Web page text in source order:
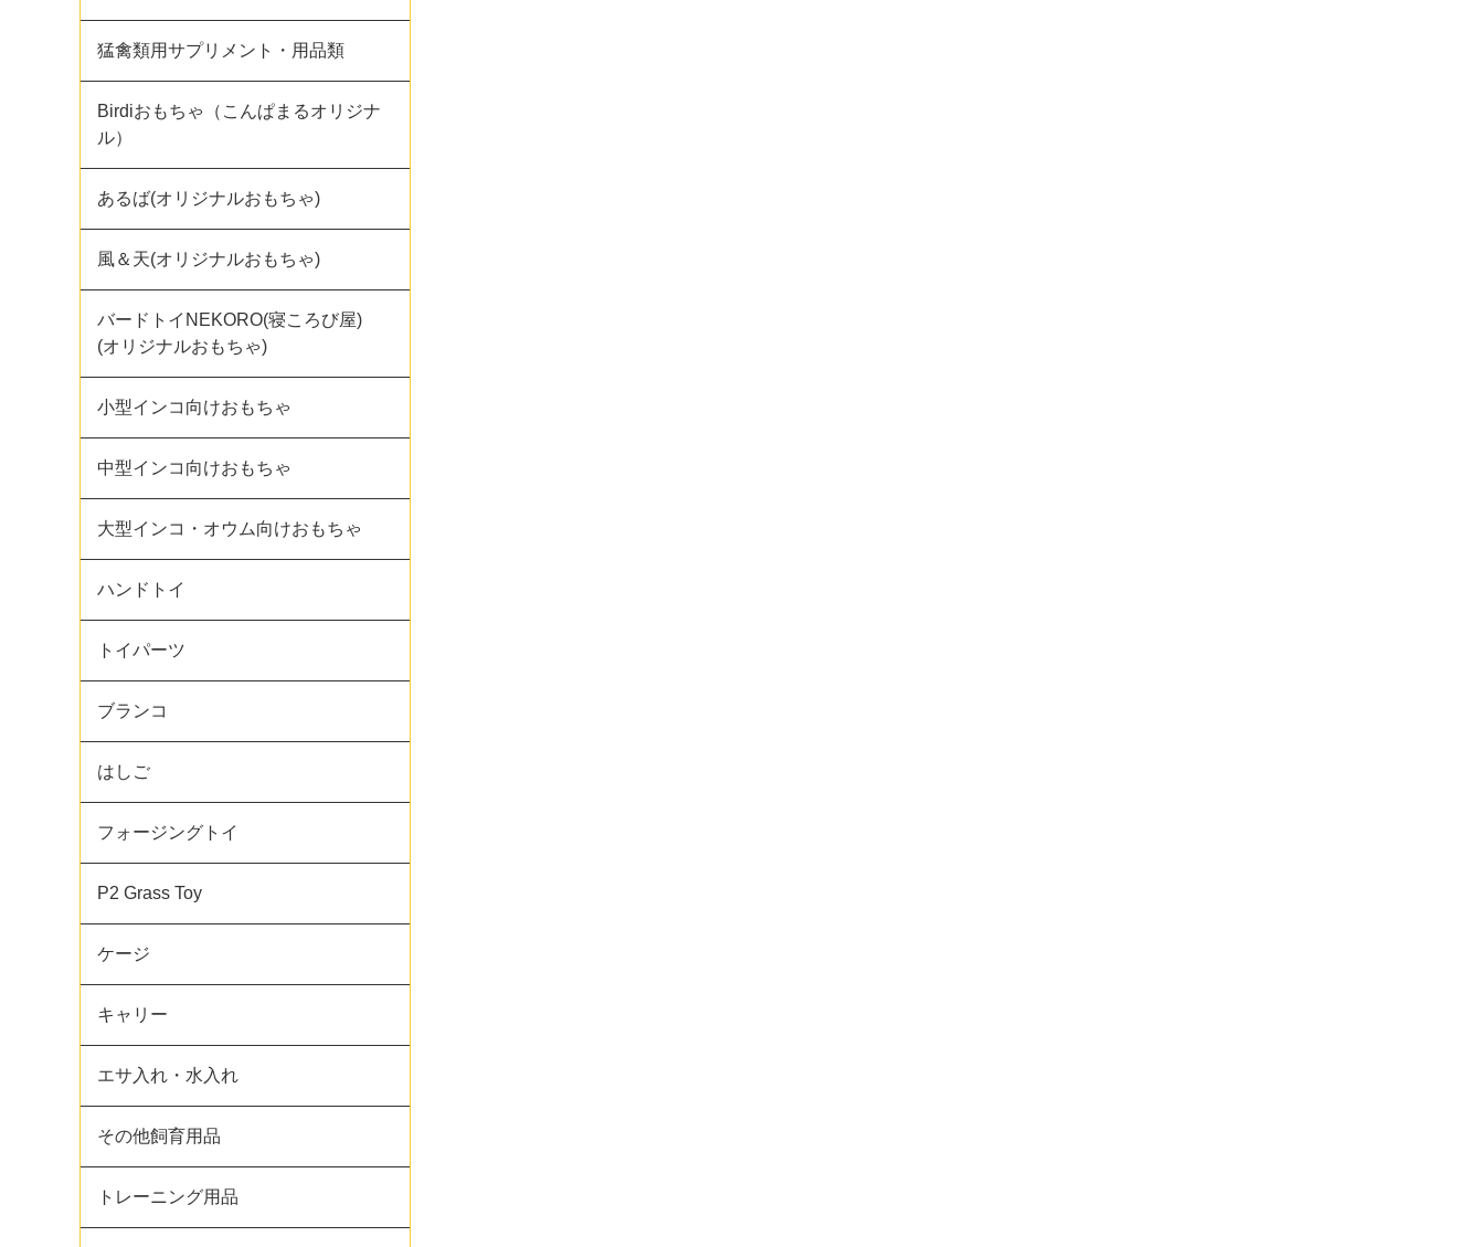
猛禽類用サプリメント・用品類
Birdiおもちゃ（こんぱまるオリジナ
ル）
あるば(オリジナルおもちゃ)
風＆天(オリジナルおもちゃ)
バードトイNEKORO(寝ころび屋)
(オリジナルおもちゃ)
小型インコ向けおもちゃ
中型インコ向けおもちゃ
大型インコ・オウム向けおもちゃ
ハンドトイ
トイパーツ
ブランコ
はしご
フォージングトイ
P2 Grass Toy
ケージ
キャリー
エサ入れ・水入れ
その他飼育用品
トレーニング用品